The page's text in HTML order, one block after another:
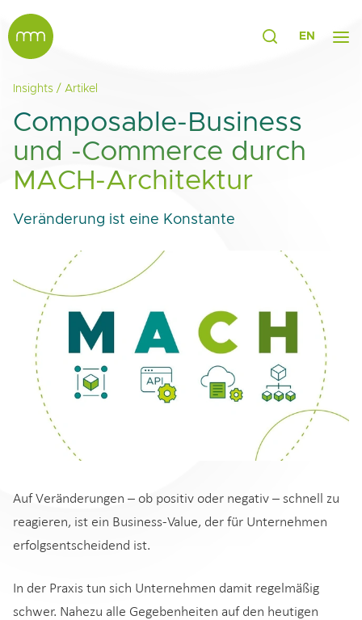
EN
Insights / Artikel
Composable-Business
und -Commerce durch
MACH-Architektur
Veränderung ist eine Konstante
Auf Veränderungen – ob positiv oder negativ – schnell zu
reagieren, ist ein Business-Value, der für Unternehmen
erfolgsentscheidend ist.
In der Praxis tun sich Unternehmen damit regelmäßig
schwer. Nahezu alle Gegebenheiten auf den heutigen